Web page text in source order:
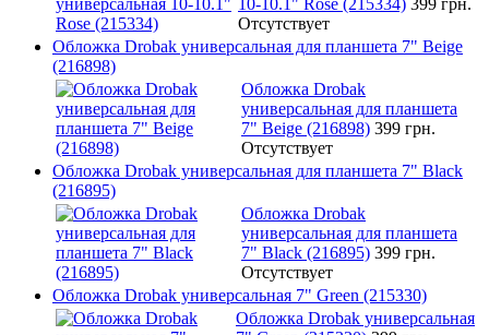
Отсутствует
Обложка Drobak универсальная для планшета 7" Beige
(216898)
Обложка Drobak
универсальная для планшета
7" Beige (216898) 399 грн.
Отсутствует
Обложка Drobak универсальная для планшета 7" Black
(216895)
Обложка Drobak
универсальная для планшета
7" Black (216895) 399 грн.
Отсутствует
Обложка Drobak универсальная 7" Green (215330)
Обложка Drobak универсальная